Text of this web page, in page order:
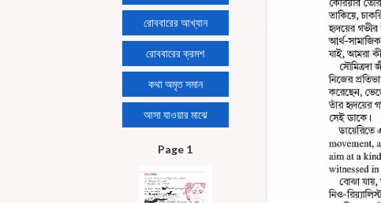
রোববারের আখ্যান
রোববারের ক্রমশ
কথা অমৃত সমান
আসা যাওয়ার মাঝে
Page 1